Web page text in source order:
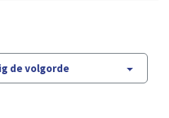
de volgorde